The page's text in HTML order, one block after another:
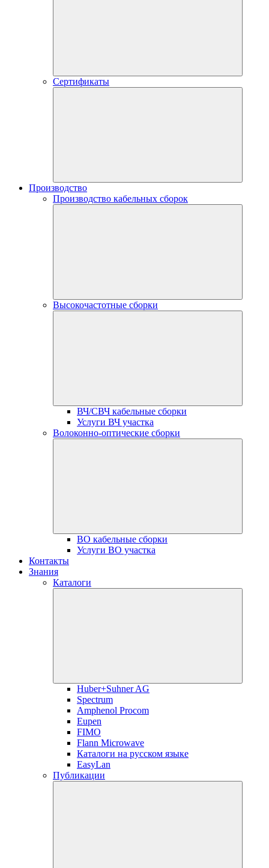
Сертификаты
Производство
Производство кабельных сборок
Высокочастотные сборки
ВЧ/СВЧ кабельные сборки
Услуги ВЧ участка
Волоконно-оптические сборки
ВО кабельные сборки
Услуги ВО участка
Контакты
Знания
Каталоги
Huber+Suhner AG
Spectrum
Amphenol Procom
Eupen
FIMO
Flann Microwave
Каталоги на русском языке
EasyLan
Публикации